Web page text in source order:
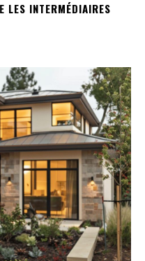
LES INTERMÉDIAIRES